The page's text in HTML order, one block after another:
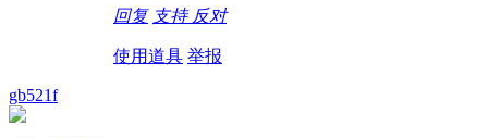
回复 支持 反对
使用道具 举报
gb521f